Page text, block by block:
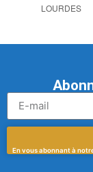
LOURDES
En vous abonnant à